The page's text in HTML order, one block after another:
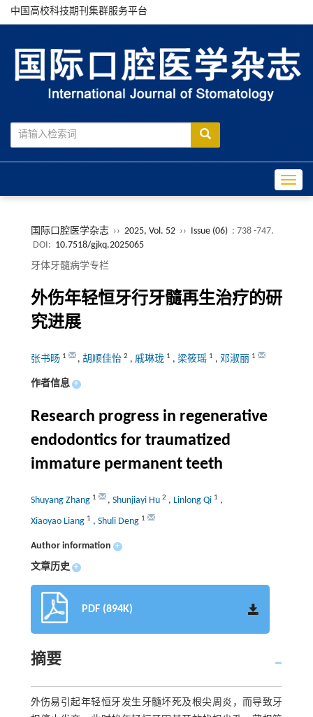
中国高校科技期刊集群服务平台
国际口腔医学杂志 ›› 2025, Vol. 52 ›› Issue (06) : 738 -747.
DOI: 10.7518/gjkq.2025065
牙体牙髓病学专栏
外伤年轻恒牙行牙髓再生治疗的研
究进展
张书旸 1 , 胡顺佳怡 2 , 戚琳珑 1 , 梁筱瑶 1 , 邓淑丽 1
作者信息 +
Research progress in regenerative
endodontics for traumatized
immature permanent teeth
Shuyang Zhang 1 , Shunjiayi Hu 2 , Linlong Qi 1 ,
Xiaoyao Liang 1 , Shuli Deng 1
Author information +
文章历史 +
PDF (894K)
摘要
外伤易引起年轻恒牙发生牙髓坏死及根尖周炎，而导致牙